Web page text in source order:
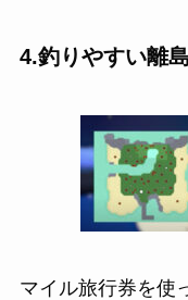
4.釣りやすい離
マイル旅行券を使